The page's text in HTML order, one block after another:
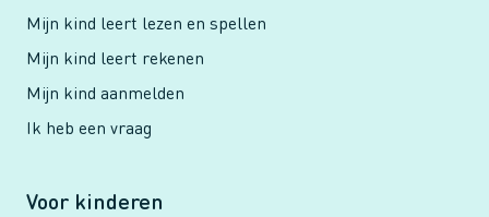
Mijn kind leert lezen en spellen
Mijn kind leert rekenen
Mijn kind aanmelden
Ik heb een vraag
Voor kinderen